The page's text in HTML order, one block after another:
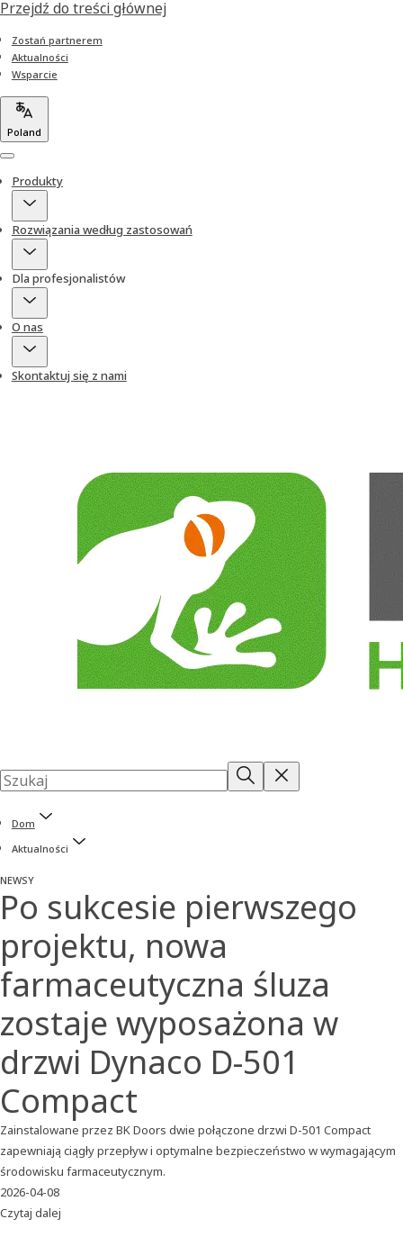
Przejdź do treści głównej
Zostań partnerem
Aktualności
Wsparcie
Poland
Menu
Produkty
Rozwiązania według zastosowań
Dla profesjonalistów
O nas
Skontaktuj się z nami
Dom
Aktualności
NEWSY
Po sukcesie pierwszego
projektu, nowa
farmaceutyczna śluza
zostaje wyposażona w
drzwi Dynaco D-501
Compact
Zainstalowane przez BK Doors dwie połączone drzwi D-501 Compact
zapewniają ciągły przepływ i optymalne bezpieczeństwo w wymagającym
środowisku farmaceutycznym.
2026-04-08
Czytaj dalej